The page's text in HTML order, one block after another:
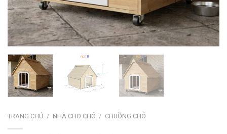
TRANG CHỦ / NHÀ CHO CHÓ / CHUỒNG CHÓ